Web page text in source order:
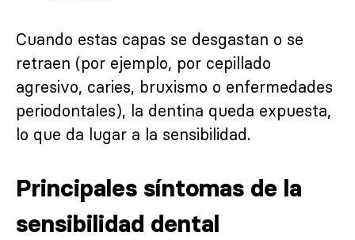
Cuando estas capas se desgastan o se
retraen (por ejemplo, por cepillado
agresivo, caries, bruxismo o enfermedades
periodontales), la dentina queda expuesta,
lo que da lugar a la sensibilidad.
Principales síntomas de la
sensibilidad dental